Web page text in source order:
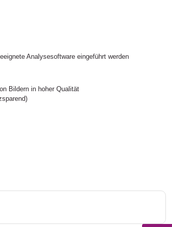
Analysesoftware eingeführt werden
Bildern in hoher Qualität